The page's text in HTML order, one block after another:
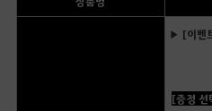
▶ [이벤
[증정 선